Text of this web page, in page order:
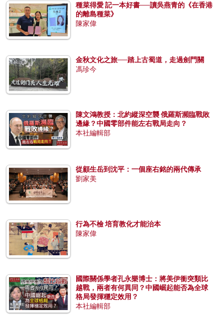
種菜得愛 記一本好書──讀吳燕青的《在香港
的離島種菜》
陳家偉
金秋文化之旅──踏上古蜀道，走過劍門關
馮珍今
陳文鴻教授：北約縱深空襲 俄羅斯瀕臨戰敗
邊緣？中國零部件能左右戰局走向？
本社編輯部
從顧生岳到沈平：一個座右銘的兩代傳承
劉家美
行為不檢 培育教化才能治本
陳家偉
國際關係學者孔永樂博士：將美伊衝突類比
越戰，兩者有何異同？中國崛起能否為全球
格局發揮穩定效用？
本社編輯部